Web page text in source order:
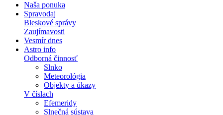
Naša ponuka
Spravodaj
Bleskové správy
Zaujímavosti
Vesmír dnes
Astro info
Odborná činnosť
Slnko
Meteorológia
Objekty a úkazy
V číslach
Efemeridy
Slnečná sústava